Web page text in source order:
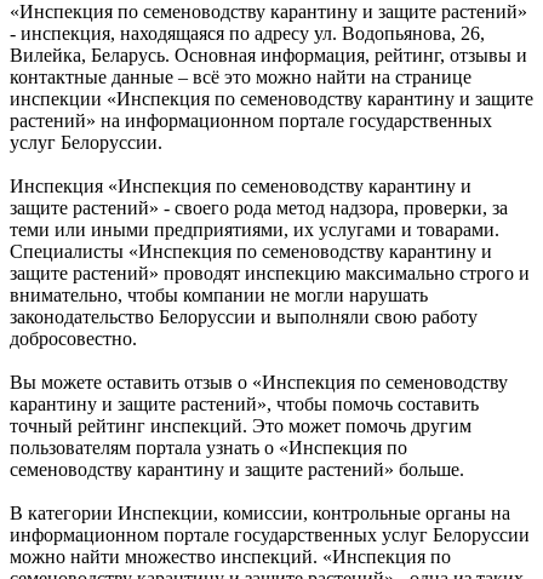
«Инспекция по семеноводству карантину и защите растений»
- инспекция, находящаяся по адресу ул. Водопьянова, 26,
Вилейка, Беларусь. Основная информация, рейтинг, отзывы и
контактные данные – всё это можно найти на странице
инспекции «Инспекция по семеноводству карантину и защите
растений» на информационном портале государственных
услуг Белоруссии.
Инспекция «Инспекция по семеноводству карантину и
защите растений» - своего рода метод надзора, проверки, за
теми или иными предприятиями, их услугами и товарами.
Специалисты «Инспекция по семеноводству карантину и
защите растений» проводят инспекцию максимально строго и
внимательно, чтобы компании не могли нарушать
законодательство Белоруссии и выполняли свою работу
добросовестно.
Вы можете оставить отзыв о «Инспекция по семеноводству
карантину и защите растений», чтобы помочь составить
точный рейтинг инспекций. Это может помочь другим
пользователям портала узнать о «Инспекция по
семеноводству карантину и защите растений» больше.
В категории Инспекции, комиссии, контрольные органы на
информационном портале государственных услуг Белоруссии
можно найти множество инспекций. «Инспекция по